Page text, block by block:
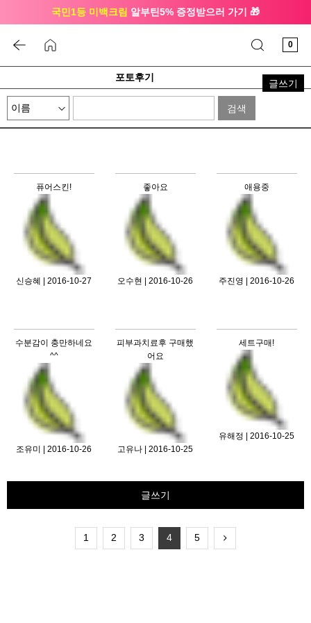
국민1등 미백크림 알부틴5% 증정받으러 가기 🎁
0
포토후기
글쓰기
검색
퓨어스킨!
신승혜 | 2016-10-27
좋아요
오수현 | 2016-10-26
애용중
주진영 | 2016-10-26
수분감이 충만하네요
^^
조유미 | 2016-10-26
피부과치료후 구매했
어요
고유나 | 2016-10-25
세트구매!
유해정 | 2016-10-25
글쓰기
1 2 3 4 5